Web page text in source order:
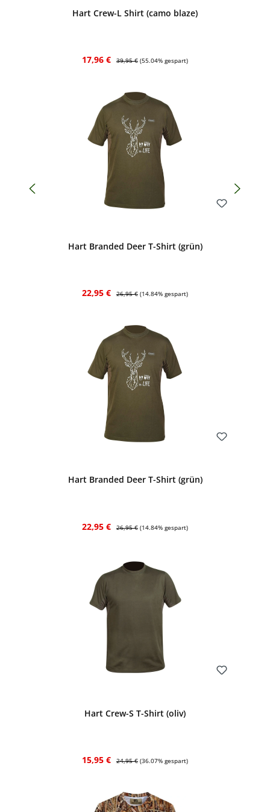
Hart Crew-L Shirt (camo blaze)
Verkaufspreis:
17,96 € Regulärer Preis:
39,95 € (55.04% gespart)
Hart Branded Deer T-Shirt (grün)
Verkaufspreis:
22,95 € Regulärer Preis:
26,95 € (14.84% gespart)
Hart Branded Deer T-Shirt (grün)
Verkaufspreis:
22,95 € Regulärer Preis:
26,95 € (14.84% gespart)
Hart Crew-S T-Shirt (oliv)
Verkaufspreis:
15,95 € Regulärer Preis:
24,95 € (36.07% gespart)